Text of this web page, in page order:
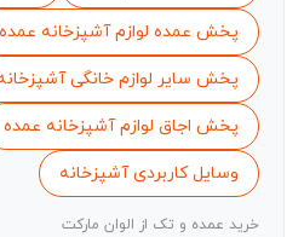
پخش عمده لوازم آشپزخانه عمده
پخش سایر لوازم خانگی
پخش اجاق لوازم آشپزخانه عمده
وسایل کاربردی آشپزخانه
خرید عمده و تک از الوان مارکت